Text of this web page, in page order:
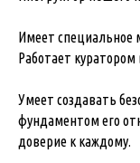
Имеет специальное
Работает
Умеет создавать
фундаментом его
доверие к каждому.